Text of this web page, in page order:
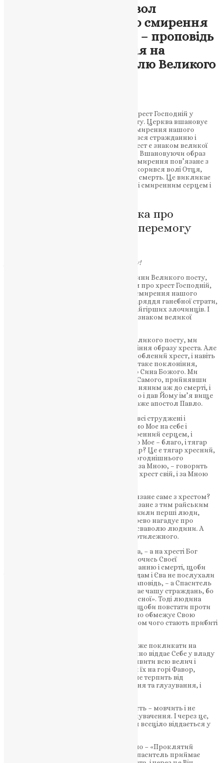
Хрест Господній: символ
глибокого жертовного смирення
та перемоги над злом – проповідь
Митрополита Епіфанія на
Хрестопоклонну неділю Великого
Митрополит Епіфаній проповідає про хрест Господній у
Хрестопоклонну неділю Великого посту. Церква вшановує
хрест як знак глибокого жертовного смирення нашого
Спасителя, який добровільно підкорився стражданню і
смерті, щоб перемогти зло і смерть. Хрест є знаком великої
Христової перемоги над смертю і злом. Вшановуючи образ
хреста, ми вшановуємо Сина Божого. Смирення пов’язане з
хрестом, як символом того, що Бог покорився волі Отця,
добровільно прийнявши страждання і смерть. Це викликає
нас до того, щоб ми прийшли до Бога зі смиренним серцем і
Хрест Господній: пам’ятка про
жертву, демонструючи перемогу
Дорогі брати і сестри! Слава Ісусу Христу!
Нині, коли ми наближаємося до середини Великого посту,
Церква в особливий спосіб нагадує нам про хрест Господній,
про подвиг найглибшого жертовного смирення нашого
Спасителя. Адже що таке хрест? Це знаряддя ганебної страти,
яке римляни використовували для найгірших злочинців. І
це знаряддя страти стало знаменням і знаком великої
Протягом тижня, який є серединою Великого посту, ми
щоденно звершуємо особливе поклоніння образу хреста. Але
вшановуємо ми не матеріал, з якого зроблений хрест, і навіть
не ікону розіп’ятого Спасителя – через таке поклоніння,
віддаючи шану образу, ми вшановуємо Сина Божого. Ми
вшановуємо Того, Хто «принизив Себе Самого, прийнявши
образ раба […]; упокорив Себе, був слухняним аж до смерті, i
смерті хресної. Тому i Бог звеличив Його i дав Йому ім’я вище
над усяке ім’я» (Флп. 2:7-9), як про це каже апостол Павло.
Господь кличе нас: «Прийдіть до Мене, всі струджені і
обтяжені, і Я заспокою вас; візьміть ярмо Моє на себе і
навчіться від Мене, бо Я лагідний і смиренний серцем, і
знайдете спокій душам вашим; бо ярмо Моє – благо, і тягар
Мій легкий» (Мф. 11:28-30). Який це тягар? Це є тягар хресний,
тягар смирення, як про це і чуємо з сьогоднішнього
євангельського читання: «хто хоче йти за Мною, – говорить
Господь – нехай зречеться себе, і візьме хрест свій, і за Мною
Що означає смирення і чому воно пов’язане саме з хрестом?
Хрест – це древо, яке символічно пов’язане з тим райським
древом, заборонений плід з якого спожили перші люди,
порушивши заповідь Божу. Те давнє древо нагадує про
гординю людську, про непослух, про сваволю людини. А
древо хресне є знаком і свідченням протилежного.
Тоді людина хотіла стати богом без Бога, – а на хресті Бог
виявляє смирення, добровільно зрікаючись Своєї
всемогутності та підкоряючись стражданню і смерті, щоби
через це перемогти зло і смерть. Тоді Адам і Єва не послухали
повеління Божого і порушили єдину заповідь, – а Спаситель
приймає волю Отця Небесного, приймає чашу страждань, бо
є «слухняним аж до смерті, i смерті хресної». Тоді людина
вжила свою свободу, даровану Богом, щоби повстати проти
Творця, – а нині Син Божий добровільно обмежує Свою
всемогутність і свободу, видимим знаком чого стають прибиті
В годину зради і страждань Господь може покликати на
захист легіони ангелів – але Він смиренно віддає Себе у владу
грішників. Господь в одну мить міг би явити всю велич і
могутність Свого Божества, як явив Він їх на горі Фавор,
преобразившись перед учениками – але терпить від
грішників і плювання, і побої, і знущання та глузування, і
Бог Слово, втілена Іпостасна Премудрість – мовчить і не
відповідає на численні неправдиві звинувачення. І через це,
відмовляючись Сам захищати Себе, Він всеціло віддається у
«Написано, – нагадує нам апостол Павло – «Проклятий
усякий, хто висить на дереві». А тому Спаситель приймає